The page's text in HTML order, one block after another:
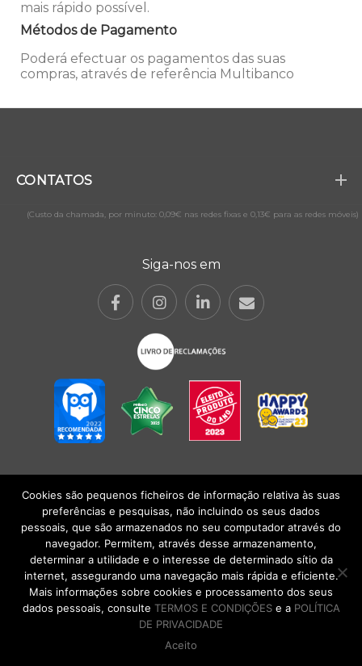
mais rápido possível.
Métodos de Pagamento
Poderá efectuar os pagamentos das suas
compras, através de referência Multibanco
CONTATOS
(Custo da chamada, por minuto: 0,09€ nas redes fixas e 0,13€ para as redes móveis)
Siga-nos em
POLÍTICA DE PRIVACIDADE|TERMOS E CONDIÇÕESlCONDIÇÕES
GERAIS DE VENDA| Alberto Oculista, SA 2026. Todos os direitos reservados.
Cookies são pequenos ficheiros de informação relativa às suas
preferências e pesquisas, não incluindo os seus dados
pessoais, que são armazenados no seu computador através do
navegador. Permitem, através desse armazenamento,
determinar a utilidade e o interesse de determinado sítio da
internet, assegurando uma navegação mais rápida e eficiente.
Mais informações sobre cookies e processamento dos seus
dados pessoais, consulte TERMOS E CONDIÇÕESe a POLÍTICA
DE PRIVACIDADE
Aceito